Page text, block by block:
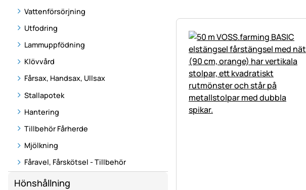
Vattenförsörjning
Utfodring
Lammuppfödning
Klövvård
Fårsax, Handsax, Ullsax
Stallapotek
Hantering
Tillbehör Fårherde
Mjölkning
Fåravel, Fårskötsel - Tillbehör
Hönshållning